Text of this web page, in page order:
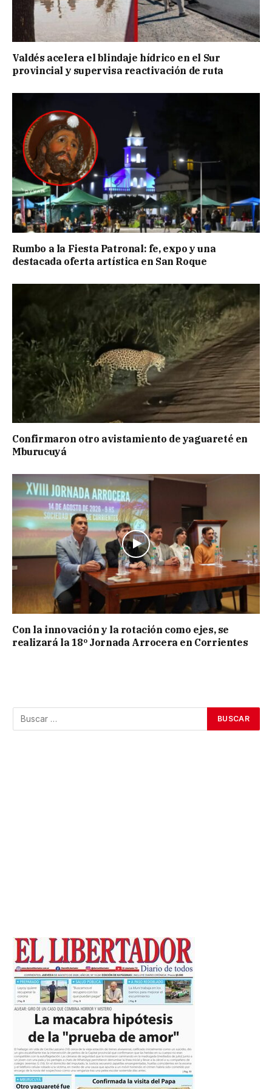
Valdés acelera el blindaje hídrico en el Sur
provincial y supervisa reactivación de ruta
Rumbo a la Fiesta Patronal: fe, expo y una
destacada oferta artística en San Roque
Confirmaron otro avistamiento de yaguareté en
Mburucuyá
Con la innovación y la rotación como ejes, se
realizará la 18º Jornada Arrocera en Corrientes